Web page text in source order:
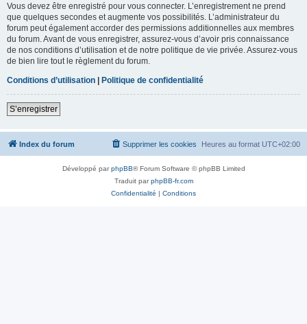
Vous devez être enregistré pour vous connecter. L’enregistrement ne prend
que quelques secondes et augmente vos possibilités. L’administrateur du
forum peut également accorder des permissions additionnelles aux membres
du forum. Avant de vous enregistrer, assurez-vous d’avoir pris connaissance
de nos conditions d’utilisation et de notre politique de vie privée. Assurez-vous
de bien lire tout le règlement du forum.
Conditions d’utilisation | Politique de confidentialité
S’enregistrer
Index du forum Heures au format UTC+02:00
Supprimer les cookies
Développé parphpBB® Forum Software © phpBB Limited
Traduit parphpBB-fr.com
Confidentialité | Conditions